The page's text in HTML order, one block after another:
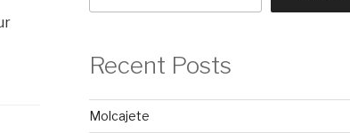
Recent Posts
Molcajete